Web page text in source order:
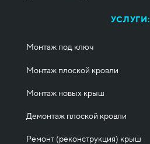
УСЛУГИ:
Монтаж под ключ
Монтаж плоской кровли
Монтаж новых крыш
Демонтаж плоской кровли
Ремонт (реконструкция) крыш